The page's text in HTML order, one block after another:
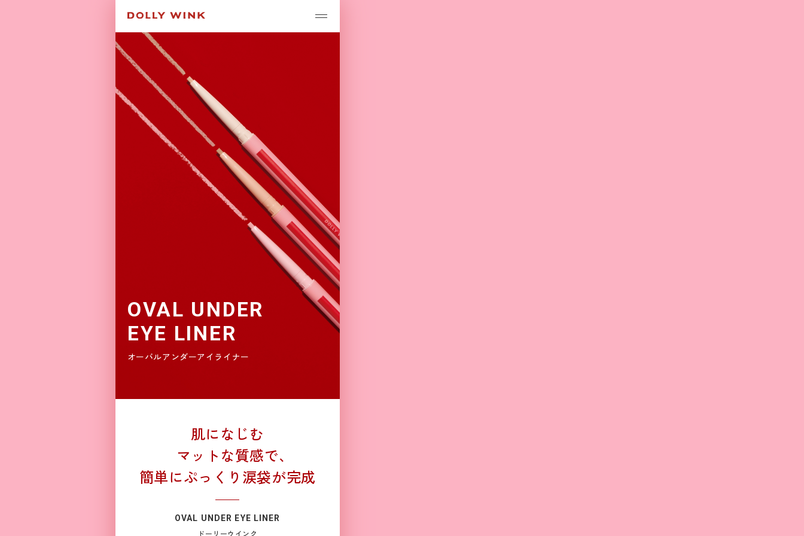
OVAL UNDER
EYE LINER
オーバルアンダーアイライナー
肌になじむ
マットな質感で、
簡単にぷっくり涙袋が完成
OVAL UNDER EYE LINER
ドーリーウインク